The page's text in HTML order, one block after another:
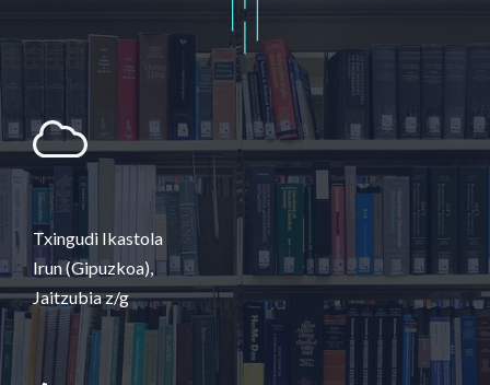
Txingudi Ikastola
Irun (Gipuzkoa),
Jaitzubia z/g